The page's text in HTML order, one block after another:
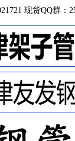
现货QQ群：